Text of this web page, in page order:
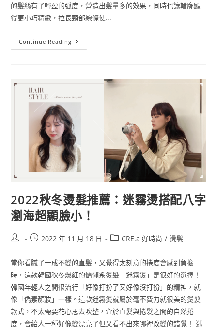
的髮絲有了輕盈的弧度，營造出髮量多的效果，同時也讓輪廓顯
得更小巧精緻，拉長頸部線條使...
Continue Reading
2022秋冬燙髮推薦：迷霧燙搭配八字
瀏海超顯臉小！
2022 年 11 月 18 日 CRE.a 好時尚 / 燙髮
當你看膩了一成不變的直髮，又覺得太刻意的捲度會感到負擔
時，這款韓國秋冬爆紅的慵懶系燙髮「迷霧燙」是很好的選擇！
韓國年輕人之間很流行「好像打扮了又好像沒打扮」的精神，就
像「偽素顏妝」一樣。這款迷霧燙就屬於毫不費力就很美的燙髮
款式，不太需要花心思去吹整，介於直髮與捲髮之間的自然捲
度，會給人一種好像變漂亮了但又看不出來哪裡改變的錯覺！ 迷